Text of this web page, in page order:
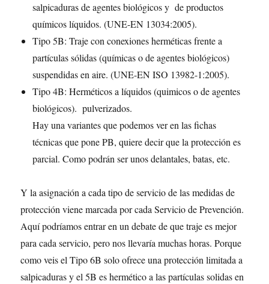
salpicaduras de agentes biológicos y de productos
químicos líquidos. (UNE-EN 13034:2005).
Tipo 5B: Traje con conexiones herméticas frente a
partículas sólidas (químicas o de agentes biológicos)
suspendidas en aire. (UNE-EN ISO 13982-1:2005).
Tipo 4B: Herméticos a líquidos (quimicos o de agentes
biológicos). pulverizados.
Hay una variantes que podemos ver en las fichas
técnicas que pone PB, quiere decir que la protección es
parcial. Como podrán ser unos delantales, batas, etc.
Y la asignación a cada tipo de servicio de las medidas de
protección viene marcada por cada Servicio de Prevención.
Aquí podríamos entrar en un debate de que traje es mejor
para cada servicio, pero nos llevaría muchas horas. Porque
como veis el Tipo 6B solo ofrece una protección limitada a
salpicaduras y el 5B es hermético a las partículas solidas en